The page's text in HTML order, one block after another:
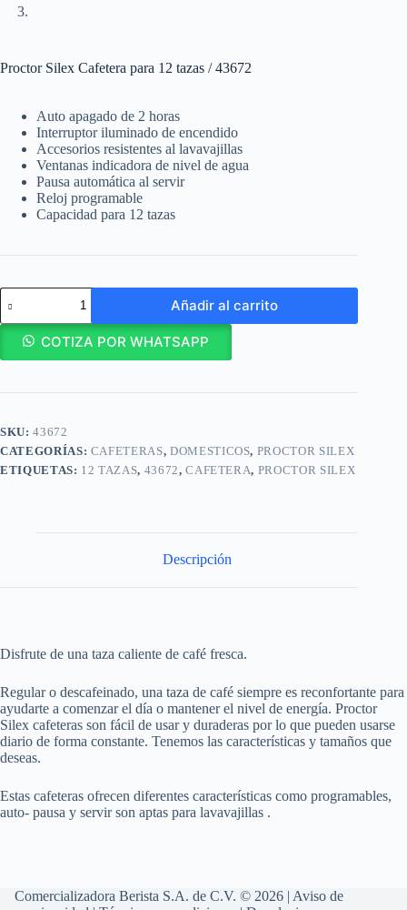
Proctor Silex Cafetera para 12 tazas / 43672
Auto apagado de 2 horas
Interruptor iluminado de encendido
Accesorios resistentes al lavavajillas
Ventanas indicadora de nivel de agua
Pausa automática al servir
Reloj programable
Capacidad para 12 tazas
Proctor
Silex
Cafetera
para
12
Añadir al carrito
COTIZA POR WHATSAPP
SKU:43672
CATEGORÍAS: CAFETERAS, DOMESTICOS, PROCTOR SILEX
ETIQUETAS: 12 TAZAS, 43672,CAFETERA, PROCTOR SILEX
Descripción
Disfrute de una taza caliente de café fresca.
Regular o descafeinado, una taza de café siempre es reconfortante para
ayudarte a comenzar el día o mantener el nivel de energía. Proctor
Silex cafeteras son fácil de usar y duraderas por lo que pueden usarse
diario de forma constante. Tenemos las características y tamaños que
deseas.
Estas cafeteras ofrecen diferentes características como programables,
auto- pausa y servir son aptas para lavavajillas .
Comercializadora Berista S.A. de C.V. © 2026 | Aviso de